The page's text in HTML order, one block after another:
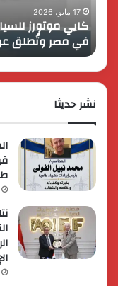
انطلاقها
في
مصر
وتُطلق
عروضاً
ترويجية
حصرية
17 مايو، 2026
كايي موتورز
في مصر وتُطلق
نشر حديثا